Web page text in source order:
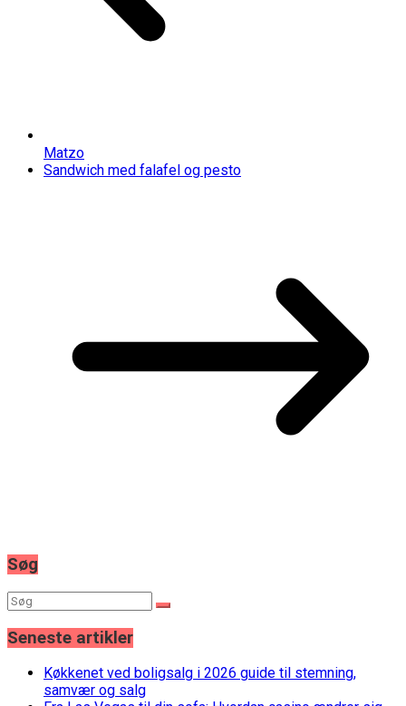
Matzo
Sandwich med falafel og pesto
Søg
Seneste artikler
Køkkenet ved boligsalg i 2026 guide til stemning,
samvær og salg